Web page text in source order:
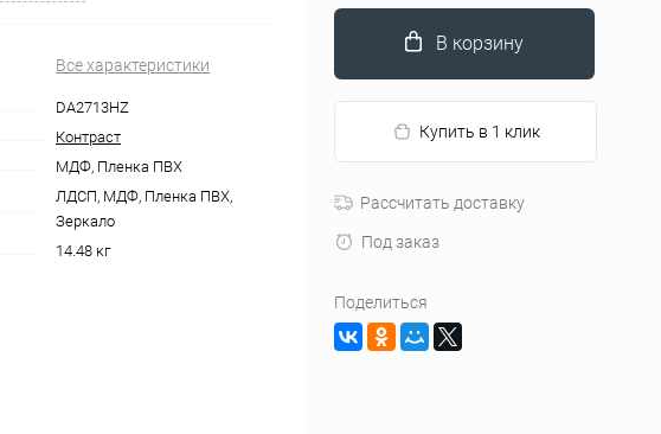
Все характеристики
DA2713HZ
Контраст
МДФ, Пленка ПВХ
ЛДСП, МДФ, Пленка ПВХ,
Зеркало
14.48 кг
В корзину
Купить в 1 клик
Рассчитать доставку
Под заказ
Поделиться